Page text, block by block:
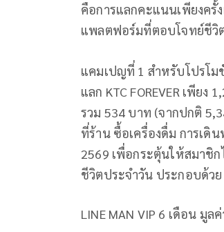
คือการแลกคะแนนเพียงครั้
แพลตฟอร์มที่ตอบโจทย์ชีวิ
แคมเปญที่ 1 สำหรับโปรโม
แลก KTC FOREVER เพีย
รวม 534 บาท (จากปกติ
ที่ร้าน ซื้อเครื่องดื่ม การเดิ
2569 เพื่อกระตุ้นให้สมาชิ
ชีวิตประจำวัน ประกอบด้วย
LINE MAN VIP 6 เดือน มูล